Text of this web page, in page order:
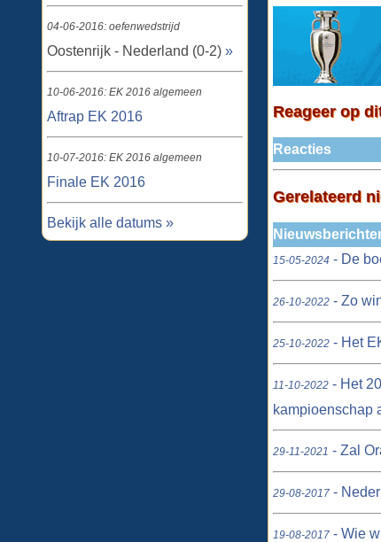
Reageer op
Reacties
Gerelateerd
15-05-2024 - De
26-10-2022 - Zo
25-10-2022 - Het
11-10-2022 - Het
kampioenschap
29-11-2021 - Zal
29-08-2017 -
19-08-2017 - Wie
04-06-2016: oefenwedstrijd
Oostenrijk - Nederland (0-2) »
10-06-2016: EK 2016 algemeen
Aftrap EK 2016
10-07-2016: EK 2016 algemeen
Finale EK 2016
Bekijk alle datums »